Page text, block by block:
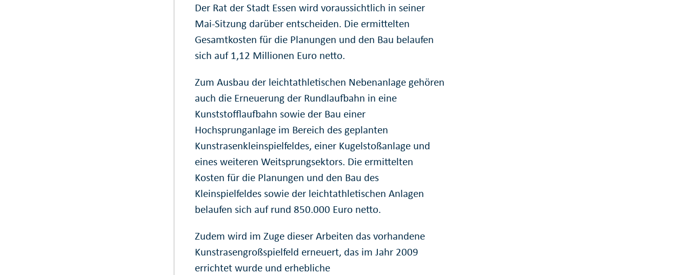
Der Rat der Stadt Essen wird voraussichtlich in seiner
Mai-Sitzung darüber entscheiden. Die ermittelten
Gesamtkosten für die Planungen und den Bau belaufen
sich auf 1,12 Millionen Euro netto.
Zum Ausbau der leichtathletischen Nebenanlage gehören
auch die Erneuerung der Rundlaufbahn in eine
Kunststofflaufbahn sowie der Bau einer
Hochsprunganlage im Bereich des geplanten
Kunstrasenkleinspielfeldes, einer Kugelstoßanlage und
eines weiteren Weitsprungsektors. Die ermittelten
Kosten für die Planungen und den Bau des
Kleinspielfeldes sowie der leichtathletischen Anlagen
belaufen sich auf rund 850.000 Euro netto.
Zudem wird im Zuge dieser Arbeiten das vorhandene
Kunstrasengroßspielfeld erneuert, das im Jahr 2009
errichtet wurde und erhebliche